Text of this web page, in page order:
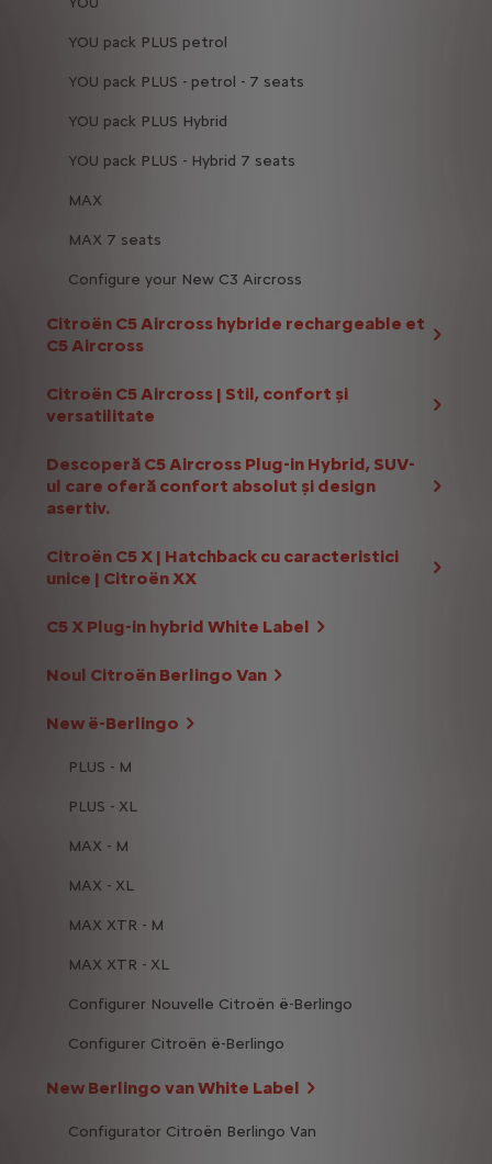
YOU pack PLUS petrol
YOU pack PLUS - petrol - 7 seats
YOU pack PLUS Hybrid
YOU pack PLUS - Hybrid 7 seats
MAX
MAX 7 seats
Configure your New C3 Aircross
Citroën C5 Aircross hybride rechargeable et
C5 Aircross
Citroën C5 Aircross | Stil, confort și
versatilitate
Descoperă C5 Aircross Plug-in Hybrid, SUV-
ul care oferă confort absolut și design
asertiv.
Citroën C5 X | Hatchback cu caracteristici
unice | Citroën XX
C5 X Plug-in hybrid White Label
Noul Citroën Berlingo Van
New ë-Berlingo
PLUS - M
PLUS - XL
MAX - M
MAX - XL
MAX XTR - M
MAX XTR - XL
Configurer Nouvelle Citroën ë-Berlingo
Configurer Citroën ë-Berlingo
New Berlingo van White Label
Configurator Citroën Berlingo Van